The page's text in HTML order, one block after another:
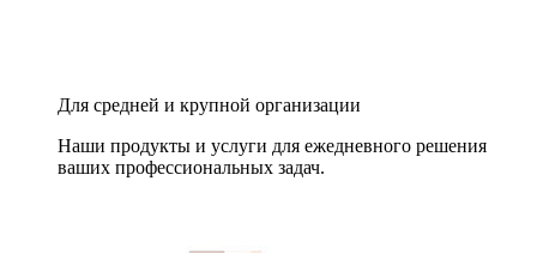
Для средней и крупной организации
Наши продукты и услуги для ежедневного решения
ваших профессиональных задач.